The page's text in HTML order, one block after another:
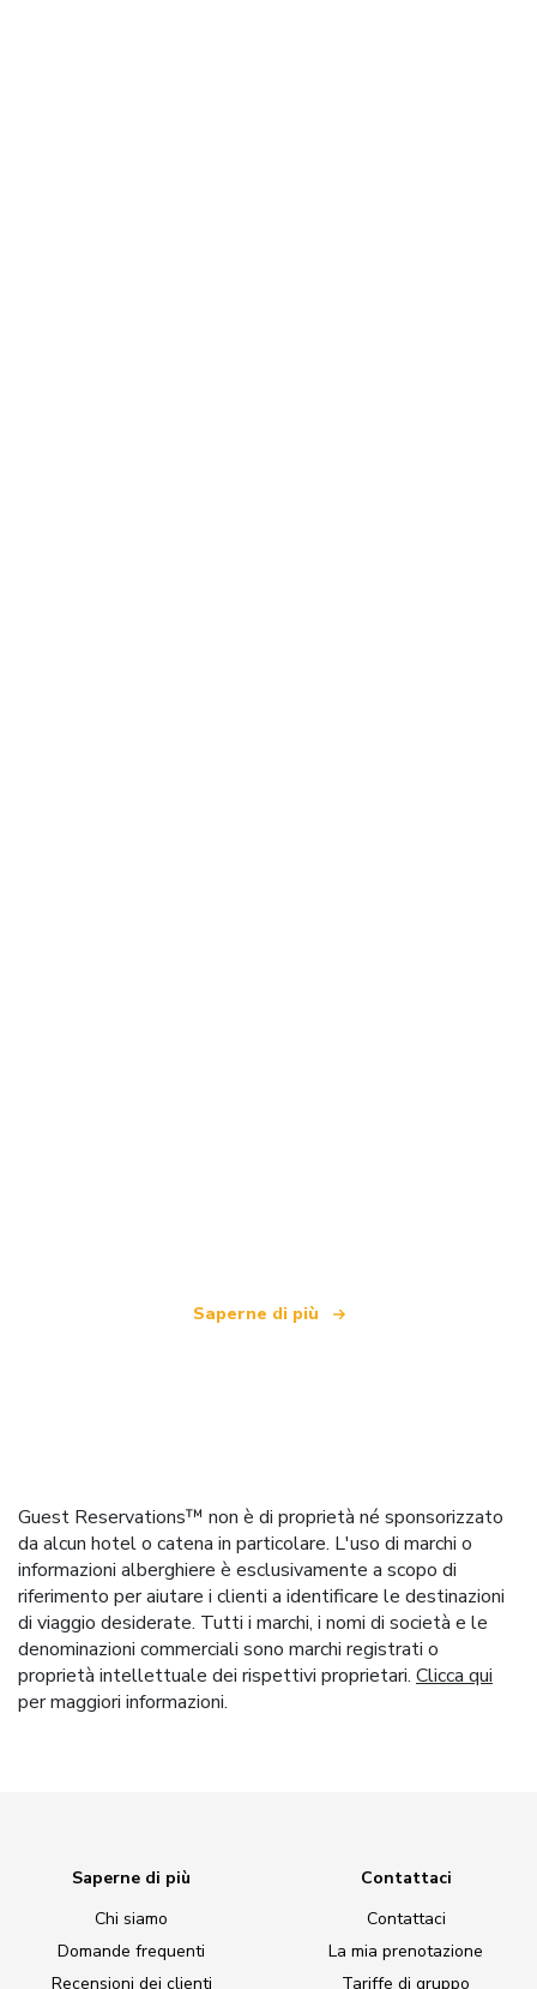
Saperne di più
Guest Reservations™ non è di proprietà né sponsorizzato
da alcun hotel o catena in particolare. L'uso di marchi o
informazioni alberghiere è esclusivamente a scopo di
riferimento per aiutare i clienti a identificare le destinazioni
di viaggio desiderate. Tutti i marchi, i nomi di società e le
denominazioni commerciali sono marchi registrati o
proprietà intellettuale dei rispettivi proprietari. Clicca qui
per maggiori informazioni.
Saperne di più
Chi siamo
Domande frequenti
Recensioni dei clienti
Contattaci
Contattaci
La mia prenotazione
Tariffe di gruppo